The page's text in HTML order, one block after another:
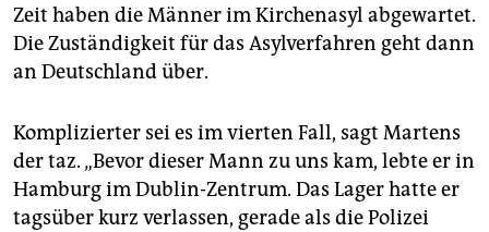
Zeit haben die Männer im Kirchenasyl abgewartet.
Die Zuständigkeit für das Asylverfahren geht dann
an Deutschland über.
Komplizierter sei es im vierten Fall, sagt Martens
der taz. „Bevor dieser Mann zu uns kam, lebte er in
Hamburg im Dublin-Zentrum. Das Lager hatte er
tagsüber kurz verlassen, gerade als die Polizei